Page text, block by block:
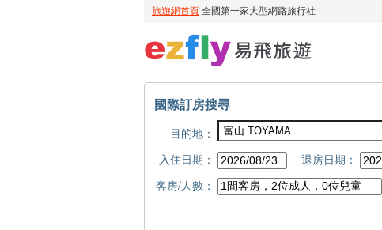
國際訂房搜尋
目的地：
入住日期：
退房日期：
客房/人數：